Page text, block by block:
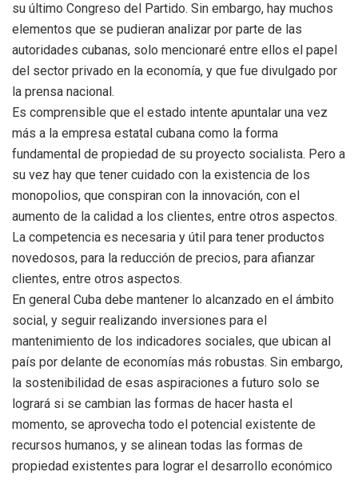
su último Congreso del Partido. Sin embargo, hay muchos
elementos que se pudieran analizar por parte de las
autoridades cubanas, solo mencionaré entre ellos el papel
del sector privado en la economía, y que fue divulgado por
la prensa nacional.
Es comprensible que el estado intente apuntalar una vez
más a la empresa estatal cubana como la forma
fundamental de propiedad de su proyecto socialista. Pero a
su vez hay que tener cuidado con la existencia de los
monopolios, que conspiran con la innovación, con el
aumento de la calidad a los clientes, entre otros aspectos.
La competencia es necesaria y útil para tener productos
novedosos, para la reducción de precios, para afianzar
clientes, entre otros aspectos.
En general Cuba debe mantener lo alcanzado en el ámbito
social, y seguir realizando inversiones para el
mantenimiento de los indicadores sociales, que ubican al
país por delante de economías más robustas. Sin embargo,
la sostenibilidad de esas aspiraciones a futuro solo se
logrará si se cambian las formas de hacer hasta el
momento, se aprovecha todo el potencial existente de
recursos humanos, y se alinean todas las formas de
propiedad existentes para lograr el desarrollo económico